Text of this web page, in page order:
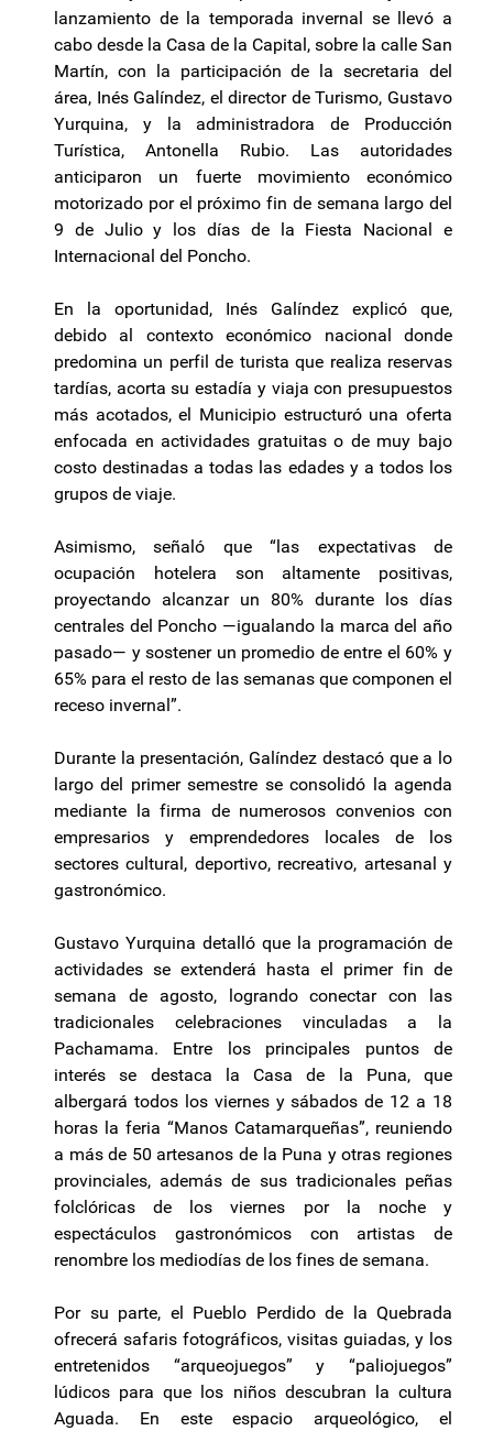
lanzamiento de la temporada invernal se llevó a
cabo desde la Casa de la Capital, sobre la calle San
Martín, con la participación de la secretaria del
área, Inés Galíndez, el director de Turismo, Gustavo
Yurquina, y la administradora de Producción
Turística, Antonella Rubio. Las autoridades
anticiparon un fuerte movimiento económico
motorizado por el próximo fin de semana largo del
9 de Julio y los días de la Fiesta Nacional e
Internacional del Poncho.
En la oportunidad, Inés Galíndez explicó que,
debido al contexto económico nacional donde
predomina un perfil de turista que realiza reservas
tardías, acorta su estadía y viaja con presupuestos
más acotados, el Municipio estructuró una oferta
enfocada en actividades gratuitas o de muy bajo
costo destinadas a todas las edades y a todos los
grupos de viaje.
Asimismo, señaló que “las expectativas de
ocupación hotelera son altamente positivas,
proyectando alcanzar un 80% durante los días
centrales del Poncho —igualando la marca del año
pasado— y sostener un promedio de entre el 60% y
65% para el resto de las semanas que componen el
receso invernal”.
Durante la presentación, Galíndez destacó que a lo
largo del primer semestre se consolidó la agenda
mediante la firma de numerosos convenios con
empresarios y emprendedores locales de los
sectores cultural, deportivo, recreativo, artesanal y
gastronómico.
Gustavo Yurquina detalló que la programación de
actividades se extenderá hasta el primer fin de
semana de agosto, logrando conectar con las
tradicionales celebraciones vinculadas a la
Pachamama. Entre los principales puntos de
interés se destaca la Casa de la Puna, que
albergará todos los viernes y sábados de 12 a 18
horas la feria “Manos Catamarqueñas”, reuniendo
a más de 50 artesanos de la Puna y otras regiones
provinciales, además de sus tradicionales peñas
folclóricas de los viernes por la noche y
espectáculos gastronómicos con artistas de
renombre los mediodías de los fines de semana.
Por su parte, el Pueblo Perdido de la Quebrada
ofrecerá safaris fotográficos, visitas guiadas, y los
entretenidos “arqueojuegos” y “paliojuegos”
lúdicos para que los niños descubran la cultura
Aguada. En este espacio arqueológico, el